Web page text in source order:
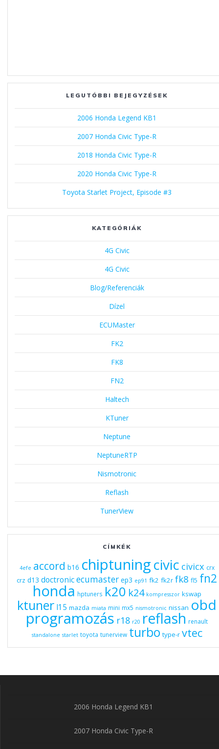
LEGUTÓBBI BEJEGYZÉSEK
2006 Honda Legend KB1
2007 Honda Civic Type-R
2018 Honda Civic Type-R
2020 Honda Civic Type-R
Toyota Starlet Project, Episode #3
KATEGÓRIÁK
4G Civic
4G Civic
Blog/Referenciák
Dízel
ECUMaster
FK2
FK8
FN2
Haltech
KTuner
Neptune
NeptuneRTP
Nismotronic
Reflash
TunerView
CÍMKÉK
4efe accord b16 chiptuningcivic civicx crx
crz d13 doctronicecumaster ep3 ep91 fk2 fk2r fk8 fl5 fn2
honda hptuners k20 k24 kompresszor kswap
ktuner l15 mazda miata mini mx5 nismotronic nissan obd
programozás r18 r20 reflash renault
standalone starlet toyota tunerview turbo type-r vtec
2006 Honda Legend KB1
2007 Honda Civic Type-R